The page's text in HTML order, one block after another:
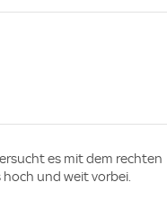
es mit dem rechten
hoch und weit vorbei.